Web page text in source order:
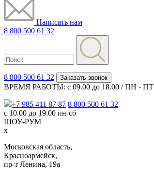
Написать нам
8 800 500 61 32
8 800 500 61 32 Заказать звонок
ВРЕМЯ РАБОТЫ: с 09.00 до 18.00 / ПН - ПТ
+7 985 411 87 87 8 800 500 61 32
с 10.00 до 19.00 пн-сб
ШОУ-РУМ
x
Московская область,
Красноармейск,
пр-т Ленина, 19а